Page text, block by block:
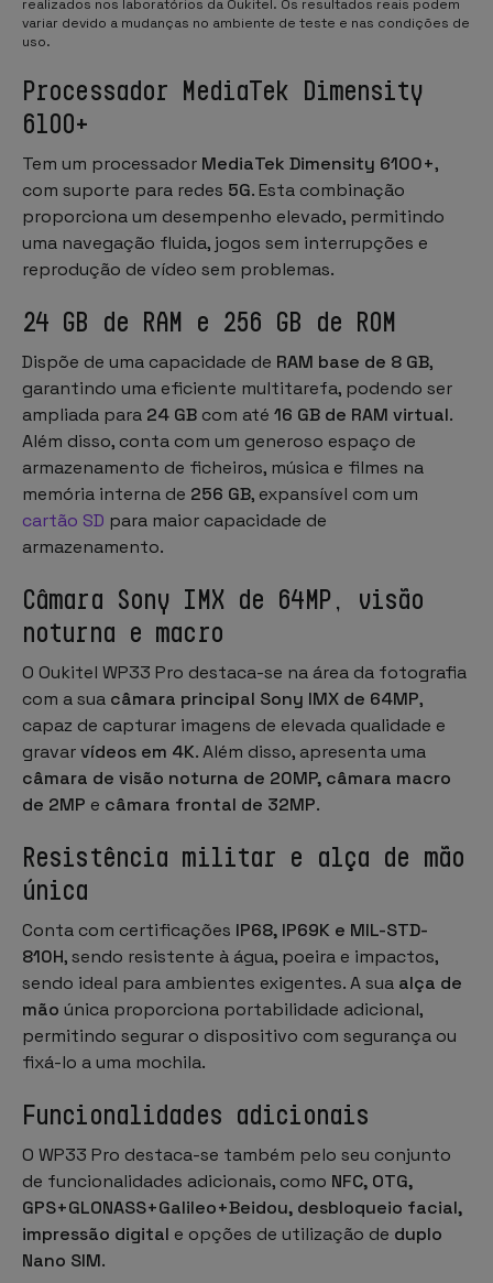
realizados nos laboratórios da Oukitel. Os resultados reais podem
variar devido a mudanças no ambiente de teste e nas condições de
uso.
Processador MediaTek Dimensity
6100+
Tem um processador MediaTek Dimensity 6100+,
com suporte para redes 5G. Esta combinação
proporciona um desempenho elevado, permitindo
uma navegação fluida, jogos sem interrupções e
reprodução de vídeo sem problemas.
24 GB de RAM e 256 GB de ROM
Dispõe de uma capacidade de RAM base de 8 GB,
garantindo uma eficiente multitarefa, podendo ser
ampliada para 24 GB com até 16 GB de RAM virtual.
Além disso, conta com um generoso espaço de
armazenamento de ficheiros, música e filmes na
memória interna de 256 GB, expansível com um
cartão SD para maior capacidade de
armazenamento.
Câmara Sony IMX de 64MP, visão
noturna e macro
O Oukitel WP33 Pro destaca-se na área da fotografia
com a sua câmara principal Sony IMX de 64MP,
capaz de capturar imagens de elevada qualidade e
gravarvídeos em 4K. Além disso, apresenta uma
câmara de visão noturna de 20MP, câmara macro
de 2MP e câmara frontal de 32MP.
Resistência militar e alça de mão
única
Conta com certificações IP68, IP69K e MIL-STD-
810H, sendo resistente à água, poeira e impactos,
sendo ideal para ambientes exigentes. A sua alça de
mão única proporciona portabilidade adicional,
permitindo segurar o dispositivo com segurança ou
fixá-lo a uma mochila.
Funcionalidades adicionais
O WP33 Pro destaca-se também pelo seu conjunto
de funcionalidades adicionais, como NFC, OTG,
GPS+GLONASS+Galileo+Beidou, desbloqueio facial,
impressão digital e opções de utilização de duplo
Nano SIM.